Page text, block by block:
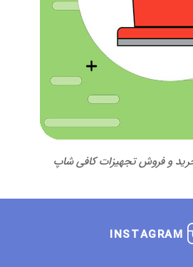
خرید و فروش تجهیزات کافی شاپ
INSTAGRAM